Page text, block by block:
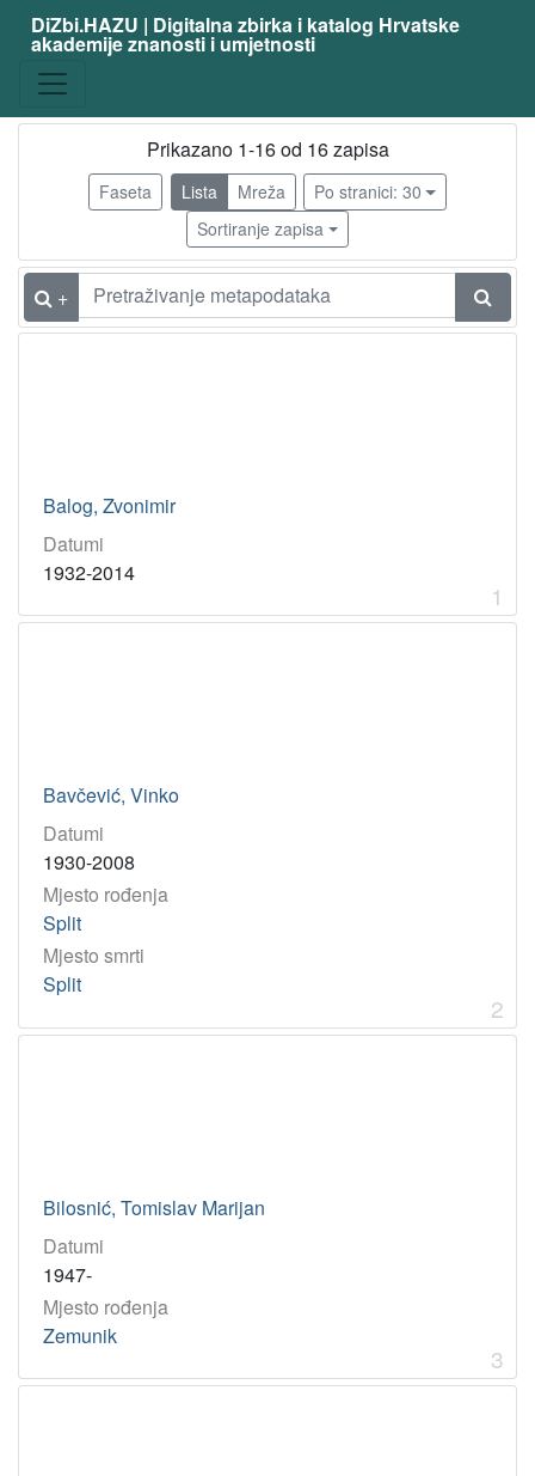
zanimanje
slikar
15
povjesničar umjetnosti
scenograf
likovni kritičar
1
doktor medicine psihijatar
grafičar
1
Virtualne
Godina
1923
1999
1907
1981
DiZbi.HAZU | Digitalna zbirka i katalog Hrvatske
akademije znanosti i umjetnosti
Prikazano 1-16 od 16 zapisa
Faseta Lista Mreža
Po stranici: 30
Sortiranje zapisa
+
Balog, Zvonimir
Datumi
1932-2014
1
Bavčević, Vinko
Datumi
1930-2008
Mjesto rođenja
Split
Mjesto smrti
Split
2
Bilosnić, Tomislav Marijan
Datumi
1947-
Mjesto rođenja
Zemunik
3